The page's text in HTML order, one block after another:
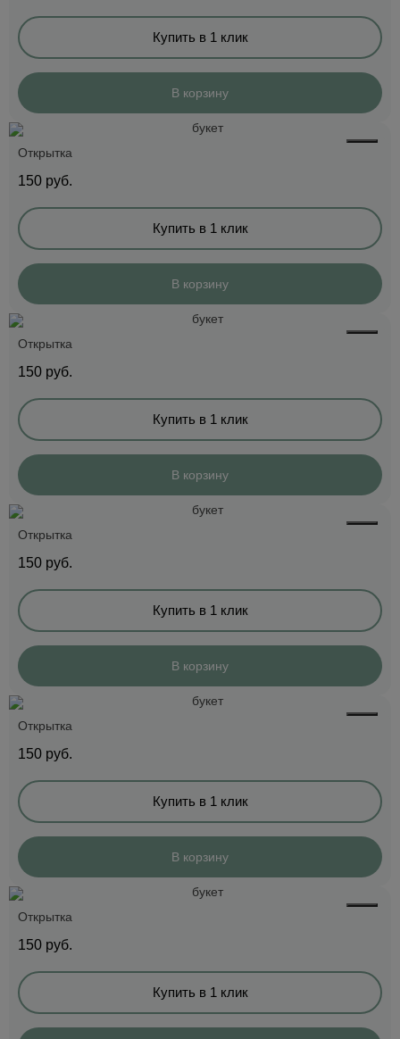
Купить в 1 клик
В корзину
Открытка
150 руб.
Купить в 1 клик
В корзину
Открытка
150 руб.
Купить в 1 клик
В корзину
Открытка
150 руб.
Купить в 1 клик
В корзину
Открытка
150 руб.
Купить в 1 клик
В корзину
Открытка
150 руб.
Купить в 1 клик